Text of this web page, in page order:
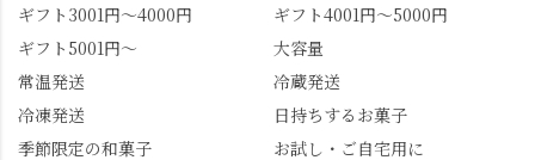
ギフト3001円～4000円
ギフト4001円～5000円
ギフト5001円～
大容量
常温発送
冷蔵発送
冷凍発送
日持ちするお菓子
季節限定の和菓子
お試し・ご自宅用に